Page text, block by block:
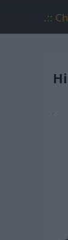
.::